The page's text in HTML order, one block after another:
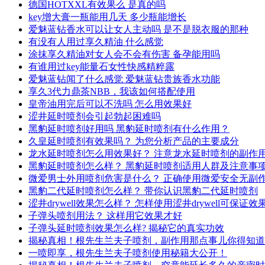
德国HOTXXL有效果么 是真的吗
key增大膏一瓶能用几天 多少瓶能增长
爱魅蓝钻香水可以让女人主动吗 是不是脱衣服的那种
有没有人用过享久精油 什么感觉
涂抹享久精油对女人会不会有伤害 备孕能用吗
有谁用过key能量石女性快感精粹露
爱魅蓝钻闻了什么感觉 爱魅蓝钻贵族香水功能
享久3代力鼎茶NBB，我该如何搭配使用
皇帝油用完后可以不洗吗 怎么用效果好
涩井延时喷剂会引起勃起困难吗
黑豹延时喷剂好用吗 黑豹延时喷剂有什么作用？
久皇延时喷剂有效果吗？ 为您分析产品的主要成分
龙水延时喷剂怎么用效果好？ 注意龙水延时喷剂的副作用
黑豹延时喷剂怎么样？ 黑豹延时喷剂适用人群及注意事
微爱男士外用喷剂危害是什么？ 正确使用微爱安全无副
黑豹二代延时喷剂怎么样？ 带你认识黑豹二代延时喷剂
涩井drywell效果怎么样？ 怎样使用涩井drywell可保证效
子弹头喷剂用法？ 这样用它效果才好
子弹头延时喷剂效果怎么样? 揭秘它的真实功效
揭秘真相！根先生兰夫子喷剂，副作用那点事儿你得知道
一喷即享，根先生兰夫子喷剂使用秘籍大公开！